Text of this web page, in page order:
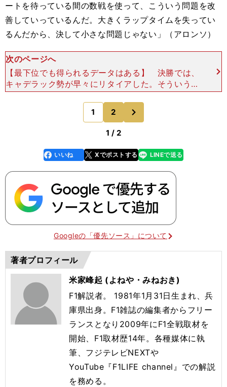
ートを待っている間の数戦を使って、こういう問題を改
善していっているんだ。大きくラップタイムを失ってい
るんだから、決して小さな問題じゃない」（アロンソ）
次のページへ
【最下位でも得られるデータはある】 決勝では、
キャデラック勢が早々にリタイアした。そういう状
況もあり、アストンマーティン勢同士で争うしかな
かった。 ソフトタイヤを履いて、少しでもマシン
性能差をタイ
1 2
1 / 2
faceboo
k
いいね Xでポストする
line LINEで送る
Googleの「優先ソース」について
著者プロフィール
米家峰起 (よねや・みねおき)
F1解説者。 1981年1月31日生まれ、兵
庫県出身。F1雑誌の編集者からフリー
ランスとなり2009年にF1全戦取材を
開始、F1取材歴14年。各種媒体に執
筆、フジテレビNEXTや
YouTube『F1LIFE channel』での解説
を務める。